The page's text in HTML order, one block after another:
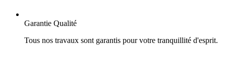
Garantie Qualité
Tous nos travaux sont garantis pour votre tranquillité d'esprit.